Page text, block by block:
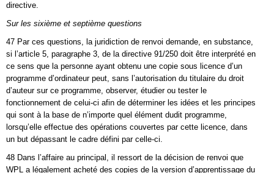
directive.
Sur les sixième et septième questions
47 Par ces questions, la juridiction de renvoi demande, en substance,
si l’article 5, paragraphe 3, de la directive 91/250 doit être interprété en
ce sens que la personne ayant obtenu une copie sous licence d’un
programme d’ordinateur peut, sans l’autorisation du titulaire du droit
d’auteur sur ce programme, observer, étudier ou tester le
fonctionnement de celui-ci afin de déterminer les idées et les principes
qui sont à la base de n’importe quel élément dudit programme,
lorsqu’elle effectue des opérations couvertes par cette licence, dans
un but dépassant le cadre défini par celle-ci.
48 Dans l’affaire au principal, il ressort de la décision de renvoi que
WPL a légalement acheté des copies de la version d’apprentissage du